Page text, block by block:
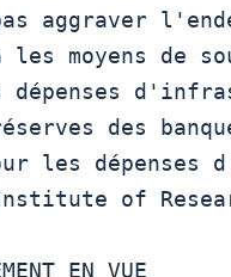
aggraver
dépenses
des
les dépenses
of